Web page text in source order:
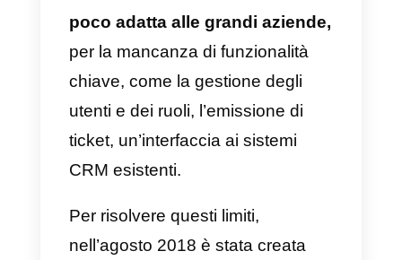
WhatsApp Business o API
di WhatsApp Business:
quale scegliere?
WhatsApp ha lanciatola sua